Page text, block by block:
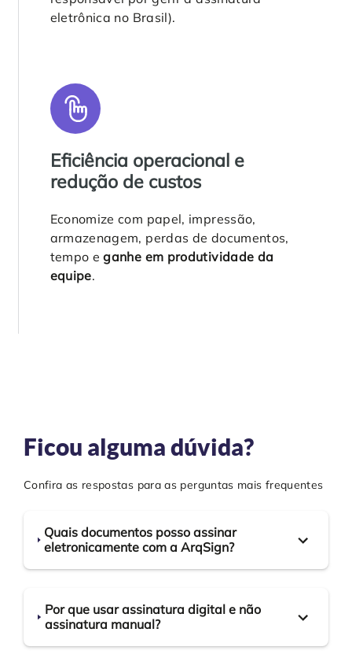
eletrônica no Brasil).
Eficiência operacional e
redução de custos
Economize com papel, impressão,
armazenagem, perdas de documentos,
tempo eganhe em produtividade da
equipe.
Ficou alguma dúvida?
Confira as respostas para as perguntas mais frequentes
Quais documentos posso assinar
eletronicamente com a ArqSign?
Por que usar assinatura digital e não
assinatura manual?